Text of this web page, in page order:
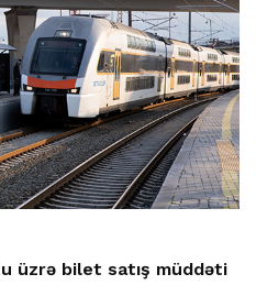
üzrə bilet satış müddəti